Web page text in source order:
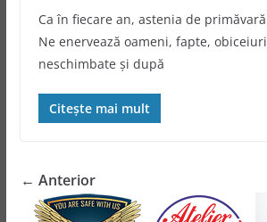
Ca în fiecare an, astenia de
Ne enervează oameni, fapte,
neschimbate şi după
Citește mai mult
← Anterior